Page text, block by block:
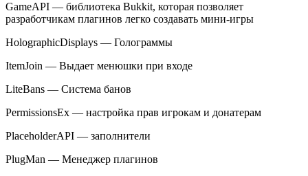
GameAPI — библиотека Bukkit, которая позволяет
разработчикам плагинов легко создавать мини-игры
HolographicDisplays — Голограммы
ItemJoin — Выдает менюшки при входе
LiteBans — Система банов
PermissionsEx — настройка прав игрокам и донатерам
PlaceholderAPI — заполнители
PlugMan — Менеджер плагинов